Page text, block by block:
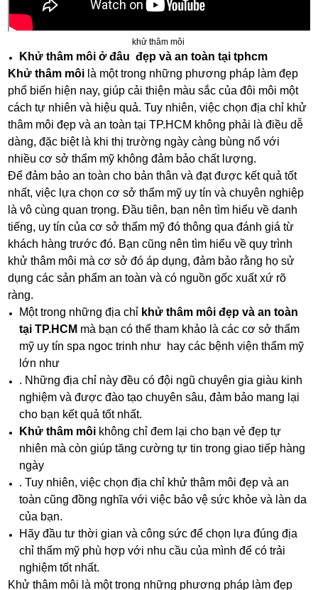
khử thâm môi
Khử thâm môi ở đâu đẹp và an toàn tại tphcm
Khử thâm môi là một trong những phương pháp làm đẹp
phổ biến hiện nay, giúp cải thiện màu sắc của đôi môi một
cách tự nhiên và hiệu quả. Tuy nhiên, việc chọn địa chỉ khử
thâm môi đẹp và an toàn tại TP.HCM không phải là điều dễ
dàng, đặc biệt là khi thị trường ngày càng bùng nổ với
nhiều cơ sở thẩm mỹ không đảm bảo chất lượng.
Để đảm bảo an toàn cho bản thân và đạt được kết quả tốt
nhất, việc lựa chọn cơ sở thẩm mỹ uy tín và chuyên nghiệp
là vô cùng quan trọng. Đầu tiên, bạn nên tìm hiểu về danh
tiếng, uy tín của cơ sở thẩm mỹ đó thông qua đánh giá từ
khách hàng trước đó. Bạn cũng nên tìm hiểu về quy trình
khử thâm môi mà cơ sở đó áp dụng, đảm bảo rằng họ sử
dụng các sản phẩm an toàn và có nguồn gốc xuất xứ rõ
ràng.
Một trong những địa chỉ khử thâm môi đẹp và an toàn
tại TP.HCM mà bạn có thể tham khảo là các cơ sở thẩm
mỹ uy tín spa ngoc trinh như hay các bệnh viện thẩm mỹ
lớn như
. Những địa chỉ này đều có đội ngũ chuyên gia giàu kinh
nghiệm và được đào tạo chuyên sâu, đảm bảo mang lại
cho bạn kết quả tốt nhất.
Khử thâm môi không chỉ đem lại cho bạn vẻ đẹp tự
nhiên mà còn giúp tăng cường tự tin trong giao tiếp hàng
ngày
. Tuy nhiên, việc chọn địa chỉ khử thâm môi đẹp và an
toàn cũng đồng nghĩa với việc bảo vệ sức khỏe và làn da
của bạn.
Hãy đầu tư thời gian và công sức để chọn lựa đúng địa
chỉ thẩm mỹ phù hợp với nhu cầu của mình để có trải
nghiệm tốt nhất.
Khử thâm môi là một trong những phương pháp làm đẹp